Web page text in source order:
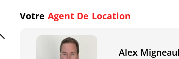
Votre Agent De Location
Alex